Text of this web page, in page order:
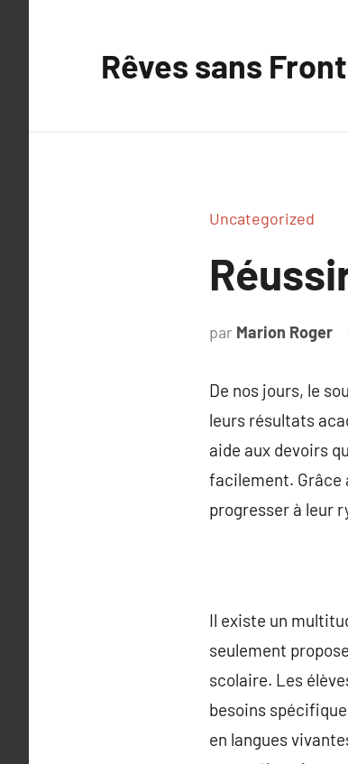
Rêves sans
Uncategorized
par Marion Roger
De nos jours, le
leurs résultats
aide aux devoirs
facilement. Grâce
progresser à leur
Il existe un
seulement
scolaire. Les
besoins
en langues